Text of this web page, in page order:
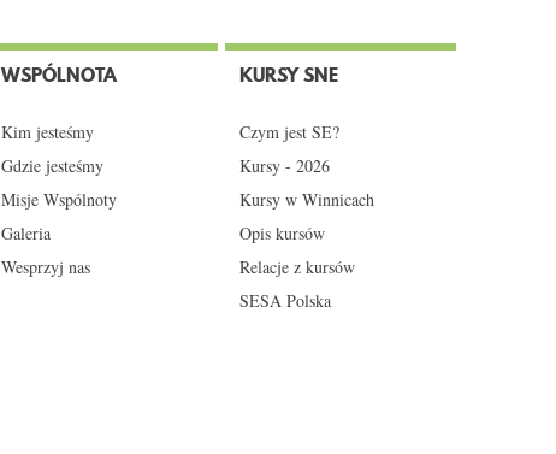
WSPÓLNOTA
Kim jesteśmy
Gdzie jesteśmy
Misje Wspólnoty
Galeria
Wesprzyj nas
KURSY SNE
Czym jest SE?
Kursy - 2026
Kursy w Winnicach
Opis kursów
Relacje z kursów
SESA Polska